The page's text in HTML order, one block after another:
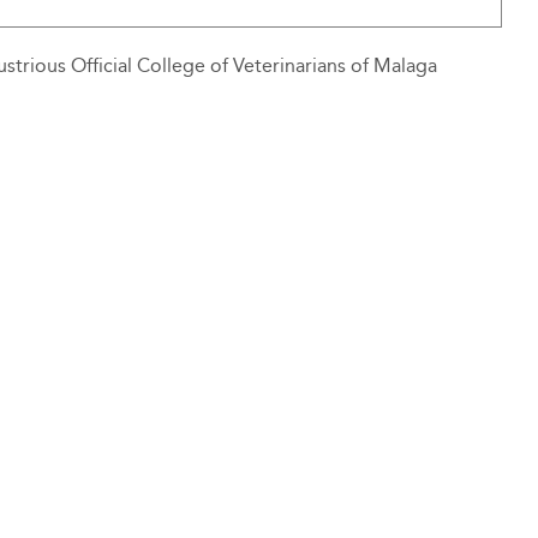
Official College of Veterinarians of Malaga